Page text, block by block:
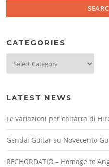
CATEGORIES
LATEST NEWS
Le variazioni per chitarra di
Gendai Guitar su Novecento
RECHORDATIO – Homage to